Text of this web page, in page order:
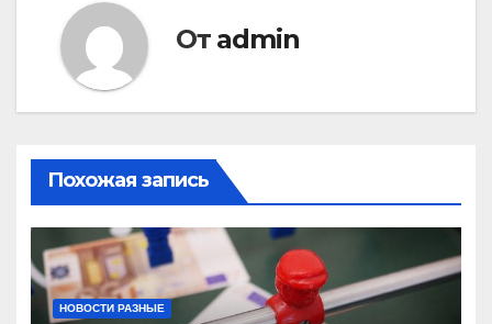
От admin
Похожая запись
НОВОСТИ РАЗНЫЕ